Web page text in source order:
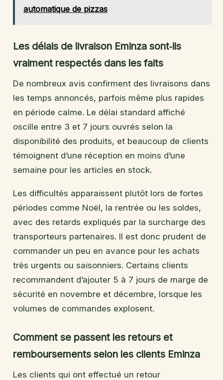
automatique de pizzas
Les délais de livraison Eminza sont‑ils
vraiment respectés dans les faits
De nombreux avis confirment des livraisons dans
les temps annoncés, parfois même plus rapides
en période calme. Le délai standard affiché
oscille entre 3 et 7 jours ouvrés selon la
disponibilité des produits, et beaucoup de clients
témoignent d’une réception en moins d’une
semaine pour les articles en stock.
Les difficultés apparaissent plutôt lors de fortes
périodes comme Noël, la rentrée ou les soldes,
avec des retards expliqués par la surcharge des
transporteurs partenaires. Il est donc prudent de
commander un peu en avance pour les achats
très urgents ou saisonniers. Certains clients
recommandent d’ajouter 5 à 7 jours de marge de
sécurité en novembre et décembre, lorsque les
volumes de commandes explosent.
Comment se passent les retours et
remboursements selon les clients Eminza
Les clients qui ont effectué un retour